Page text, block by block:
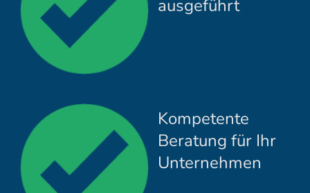
ausgeführt
Kompetente
Beratung für Ihr
Unternehmen